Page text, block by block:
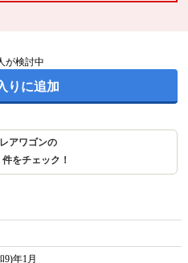
が検討中
りに追加
アワゴンの
件をチェック！
9)年1月